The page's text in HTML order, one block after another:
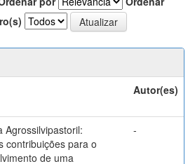
Autor(es)
Agrossilvipastoril:
contribuições para o
de uma
-